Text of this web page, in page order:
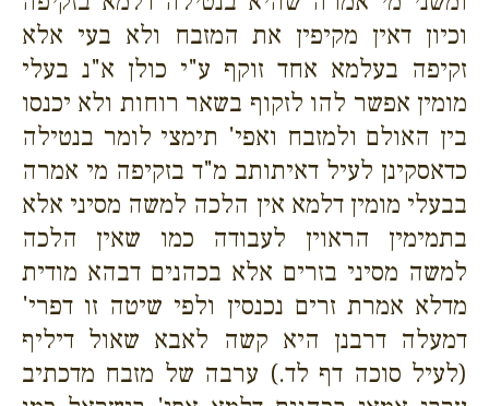
וכיון דאין מקיפין את המזבח ולא בעי אלא
זקיפה בעלמא אחד זוקף ע"י כולן א"נ בעלי
מומין אפשר להו לזקוף בשאר רוחות ולא יכנסו
בין האולם ולמזבח ואפי' תימצי לומר בנטילה
כדאסקינן לעיל דאיתותב מ"ד בזקיפה מי אמרה
בבעלי מומין דלמא אין הלכה למשה מסיני אלא
בתמימין הראוין לעבודה כמו שאין הלכה
למשה מסיני בזרים אלא בכהנים דבהא מודית
מדלא אמרת זרים נכנסין ולפי שיטה זו דפרי'
דמעלה דרבנן היא קשה לאבא שאול דיליף
(לעיל סוכה דף לד.) ערבה של מזבח מדכתיב